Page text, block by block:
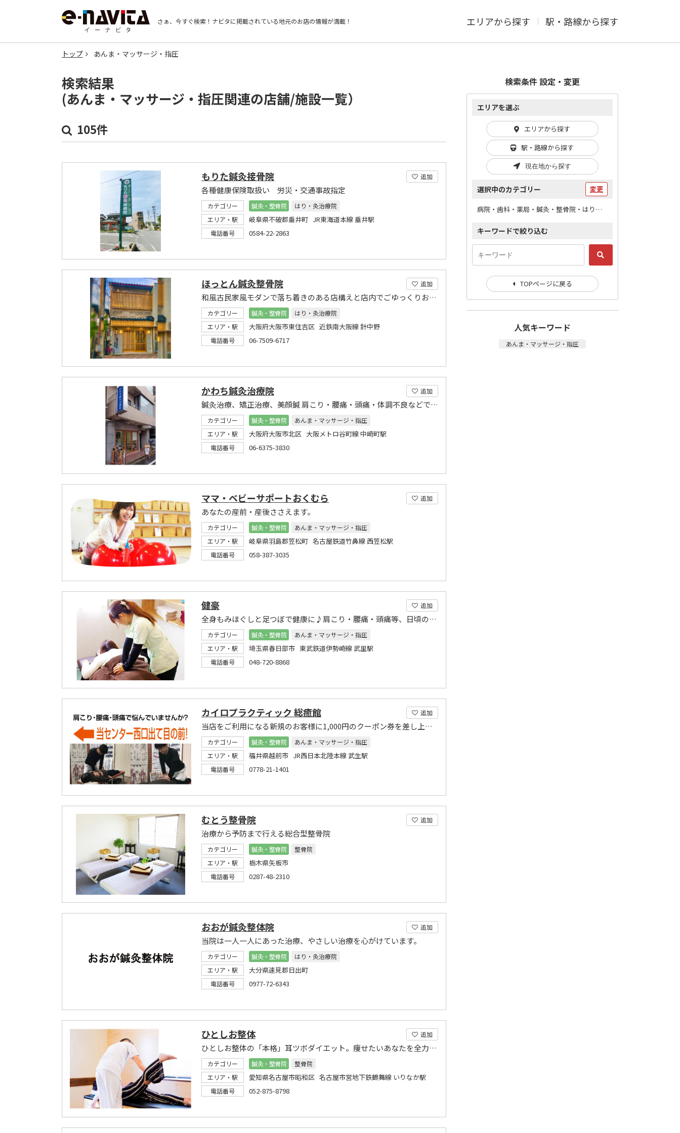
さぁ、今すぐ検索！ ナビタに掲載されている地元のお店の情報が満載！ エリアから探す 駅・路線から探す
トップ あんま・マッサージ・指圧
検索結果
(あんま・マッサージ・指圧関連の店舗/施設一覧）
105件
追加
もりた鍼灸接骨院
各種健康保険取扱い 労災・交通事故指定
カテゴリー 鍼灸・整骨院
はり・灸治療院
エリア・駅
岐阜県不破郡垂井町 JR東海道本線 垂井駅
電話番号 0584-22-2863
追加
ほっとん鍼灸整骨院
和風古民家風モダンで落ち着きのある店構えと店内でごゆっくりお寛ぎくださいませ
カテゴリー 鍼灸・整骨院
はり・灸治療院
エリア・駅
大阪府大阪市東住吉区 近鉄南大阪線 針中野
電話番号 06-7509-6717
追加
かわち鍼灸治療院
鍼灸治療、矯正治療、美顔鍼 肩こり・腰痛・頭痛・体調不良などでお困りの方はご相談ください
カテゴリー 鍼灸・整骨院
あんま・マッサージ・指圧
エリア・駅
大阪府大阪市北区 大阪メトロ谷町線 中崎町駅
電話番号 06-6375-3830
追加
ママ・ベビーサポートおくむら
あなたの産前・産後ささえます。
カテゴリー 鍼灸・整骨院
あんま・マッサージ・指圧
エリア・駅
岐阜県羽島郡笠松町 名古屋鉄道竹鼻線 西笠松駅
電話番号 058-387-3035
追加
健豪
全身もみほぐしと足つぼで健康に♪肩こり・腰痛・頭痛等、日頃の疲れをベテランスタッフが対応！
カテゴリー 鍼灸・整骨院
あんま・マッサージ・指圧
エリア・駅
埼玉県春日部市 東武鉄道伊勢崎線 武里駅
電話番号 048-720-8868
追加
カイロプラクティック 総癒館
当店をご利用になる新規のお客様に1,000円のクーポン券を差し上げます。
カテゴリー 鍼灸・整骨院
あんま・マッサージ・指圧
エリア・駅
福井県越前市 JR西日本北陸本線 武生駅
電話番号 0778-21-1401
追加
むとう整骨院
治療から予防まで行える総合型整骨院
カテゴリー 鍼灸・整骨院
整骨院
エリア・駅
栃木県矢板市
電話番号 0287-48-2310
追加
おおが鍼灸整体院
当院は一人一人にあった治療、やさしい治療を心がけています。
カテゴリー 鍼灸・整骨院
はり・灸治療院
エリア・駅
大分県速見郡日出町
電話番号 0977-72-6343
追加
ひとしお整体
ひとしお整体の「本格」耳ツボダイエット。痩せたいあなたを全力サポート!ネット予約受付中
カテゴリー 鍼灸・整骨院
整骨院
エリア・駅
愛知県名古屋市昭和区 名古屋市営地下鉄鶴舞線 いりなか駅
電話番号 052-875-8798
検索条件 設定・変更
エリアを選ぶ
エリアから探す
駅・路線から探す
現在地から探す
選択中のカテゴリー 変更
病院・歯科・薬局・鍼灸・整骨院・はりマッサージ / あんま・マッサージ・指圧
キーワードで絞り込む
TOPページに戻る
人気キーワード
あんま・マッサージ・指圧